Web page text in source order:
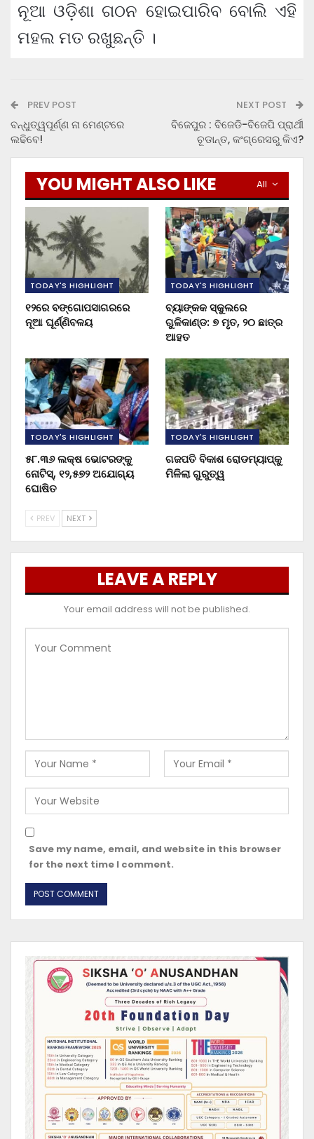
ନୂଆ ଓଡ଼ିଶା ଗଠନ ହୋଇପାରିବ ବୋଲି ଏହି
ମହଲ ମତ ରଖୁଛନ୍ତି ।
PREV POST
ବନ୍ଧୁତ୍ୱପୂର୍ଣ୍ଣ ନା ମେଣ୍ଟରେ
ଲଢିବେ!
NEXT POST
ବିଜେପୁର : ବିଜେଡି-ବିଜେପି ପ୍ରାର୍ଥୀ
ଚୂଡାନ୍ତ, କଂଗ୍ରେସରୁ କିଏ?
All
YOU MIGHT ALSO LIKE
TODAY'S HIGHLIGHT
୧୨ରେ ବଙ୍ଗୋପସାଗରରେ
ନୂଆ ଘୂର୍ଣ୍ଣିବଳୟ
TODAY'S HIGHLIGHT
ବ୍ୟାଙ୍କକ ସ୍କୁଲରେ
ଗୁଳିକାଣ୍ଡ: ୭ ମୃତ, ୨୦ ଛାତ୍ର
ଆହତ
TODAY'S HIGHLIGHT
୫୮.୩୬ ଲକ୍ଷ ଭୋଟରଙ୍କୁ
ନୋଟିସ୍‌, ୧୨,୫୭୨ ଅଯୋଗ୍ୟ
ଘୋଷିତ
TODAY'S HIGHLIGHT
ଗଜପତି ବିକାଶ ରୋଡମ୍ୟାପ୍‌କୁ
ମିଳିଲା ଗୁରୁତ୍ୱ
PREV NEXT
LEAVE A REPLY
Your email address will not be published.
Save my name, email, and website in this browser
for the next time I comment.